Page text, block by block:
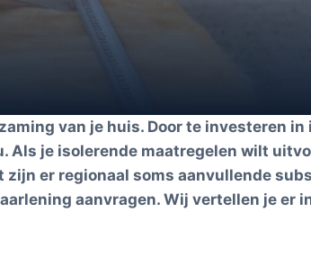
van je huis. Door te investeren in
Als je isolerende maatregelen wilt
zijn er regionaal soms aanvullende
aanvragen. Wij vertellen je er